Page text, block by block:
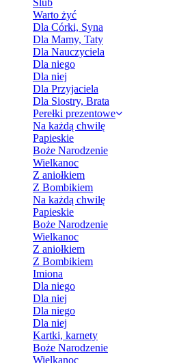
Ślub
Warto żyć
Dla Córki, Syna
Dla Mamy, Taty
Dla Nauczyciela
Dla niego
Dla niej
Dla Przyjaciela
Dla Siostry, Brata
Perełki prezentowe
Na każdą chwilę
Papieskie
Boże Narodzenie
Wielkanoc
Z aniołkiem
Z Bombikiem
Na każdą chwilę
Papieskie
Boże Narodzenie
Wielkanoc
Z aniołkiem
Z Bombikiem
Imiona
Dla niego
Dla niej
Dla niego
Dla niej
Kartki, karnety
Boże Narodzenie
Wielkanoc